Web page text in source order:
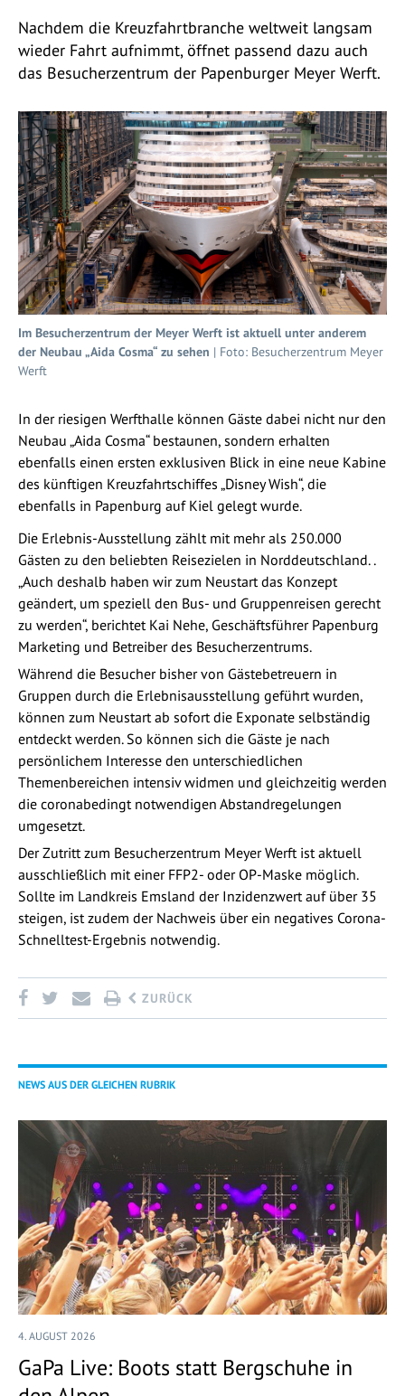
Nachdem die Kreuzfahrtbranche weltweit langsam
wieder Fahrt aufnimmt, öffnet passend dazu auch
das Besucherzentrum der Papenburger Meyer Werft.
Im Besucherzentrum der Meyer Werft ist aktuell unter anderem
der Neubau „Aida Cosma“ zu sehen | Foto: Besucherzentrum Meyer
Werft
In der riesigen Werfthalle können Gäste dabei nicht nur den
Neubau „Aida Cosma“ bestaunen, sondern erhalten
ebenfalls einen ersten exklusiven Blick in eine neue Kabine
des künftigen Kreuzfahrtschiffes „Disney Wish“, die
ebenfalls in Papenburg auf Kiel gelegt wurde.
Die Erlebnis-Ausstellung zählt mit mehr als 250.000
Gästen zu den beliebten Reisezielen in Norddeutschland. .
„Auch deshalb haben wir zum Neustart das Konzept
geändert, um speziell den Bus- und Gruppenreisen gerecht
zu werden“, berichtet Kai Nehe, Geschäftsführer Papenburg
Marketing und Betreiber des Besucherzentrums.
Während die Besucher bisher von Gästebetreuern in
Gruppen durch die Erlebnisausstellung geführt wurden,
können zum Neustart ab sofort die Exponate selbständig
entdeckt werden. So können sich die Gäste je nach
persönlichem Interesse den unterschiedlichen
Themenbereichen intensiv widmen und gleichzeitig werden
die coronabedingt notwendigen Abstandregelungen
umgesetzt.
Der Zutritt zum Besucherzentrum Meyer Werft ist aktuell
ausschließlich mit einer FFP2- oder OP-Maske möglich.
Sollte im Landkreis Emsland der Inzidenzwert auf über 35
steigen, ist zudem der Nachweis über ein negatives Corona-
Schnelltest-Ergebnis notwendig.
ZURÜCK
NEWS AUS DER GLEICHEN RUBRIK
4. AUGUST 2026
GaPa Live: Boots statt Bergschuhe in